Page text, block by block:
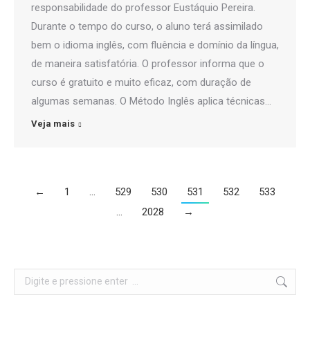
responsabilidade do professor Eustáquio Pereira.
Durante o tempo do curso, o aluno terá assimilado
bem o idioma inglês, com fluência e domínio da língua,
de maneira satisfatória. O professor informa que o
curso é gratuito e muito eficaz, com duração de
algumas semanas. O Método Inglês aplica técnicas…
Veja mais
← 1 … 529 530 531 532
533
…
2028 →
Search: